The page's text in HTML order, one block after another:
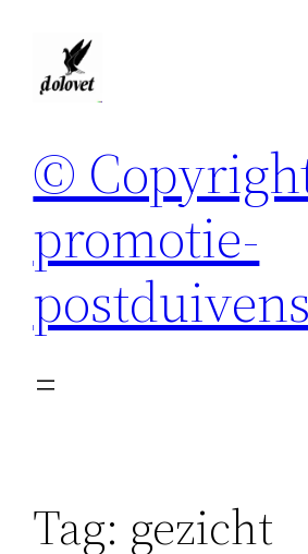
©
promotie-
Tag: gezicht